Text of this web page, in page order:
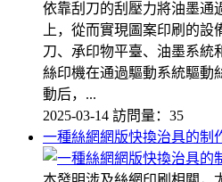
依靠刮刀的刮壓力將油墨通
上，從而實現圖案印刷的設
刀、承印物平臺、油墨系統
絲印機在通過驅動系統驅動
動后，...
2025-03-14 訪問量：35
一種絲網網版快換治具的制